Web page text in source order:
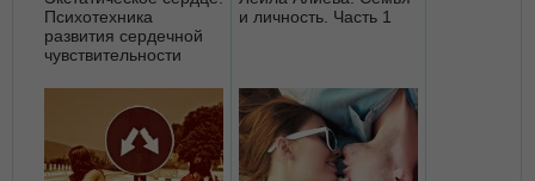
Психотехника
развития сердечной
чувствительности
и личность. Часть 1